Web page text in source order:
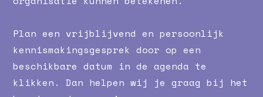
Plan een vrijblijvend en persoonlijk
kennismakingsgesprek door op een
beschikbare datum in de agenda te
klikken. Dan helpen wij je graag bij het